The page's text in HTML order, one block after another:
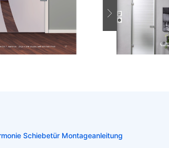
Schiebetür Montageanleitung